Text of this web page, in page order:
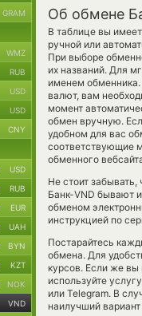
Об обмене
В таблице вы
ручной или
При выборе
их названий. Для
именем
валют, вам
момент
обмен вручную.
удобном для вас
соответствующие
обменного
Не стоит
Банк-VND бывают
обменом
инструкцией по
Постарайтесь
обмена. Для
курсов. Если же
используйте
или Telegram. В
наилучший
GRAM
WMZ
RUB
USD
USD
CNY
USD
RUB
EUR
UAH
BYN
KZT
NOK
VND